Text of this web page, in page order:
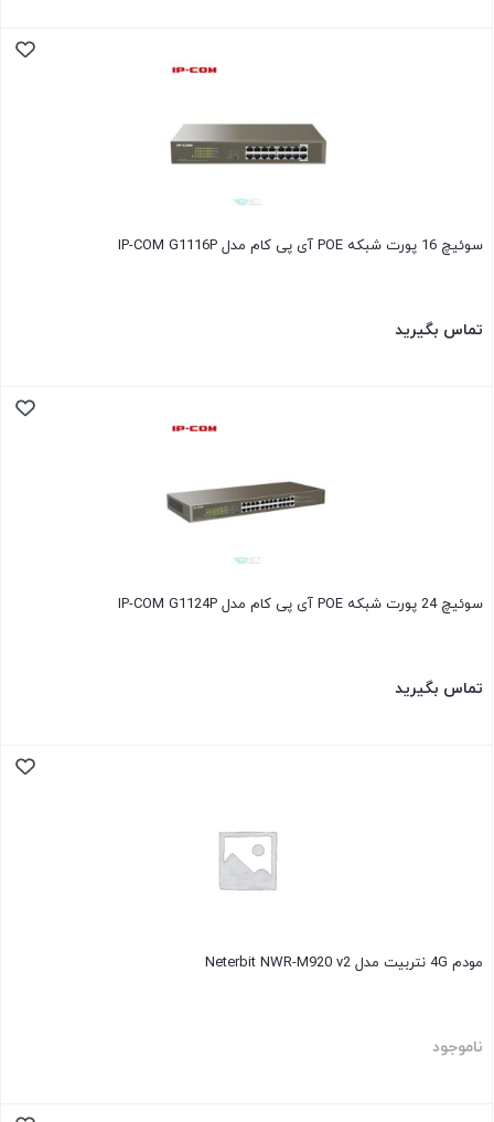
سوئیچ 16 پورت شبکه POE آی پی کام مدل IP-COM G1116P
تماس بگیرید
سوئیچ 24 پورت شبکه POE آی پی کام مدل IP-COM G1124P
تماس بگیرید
مودم 4G نتربیت مدل Neterbit NWR-M920 v2
ناموجود